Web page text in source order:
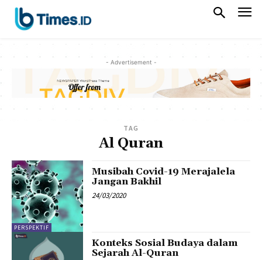
- Advertisement -
TAG
Al Quran
PERSPEKTIF
Musibah Covid-19 Merajalela
Jangan Bakhil
24/03/2020
Konteks Sosial Budaya dalam
Sejarah Al-Quran